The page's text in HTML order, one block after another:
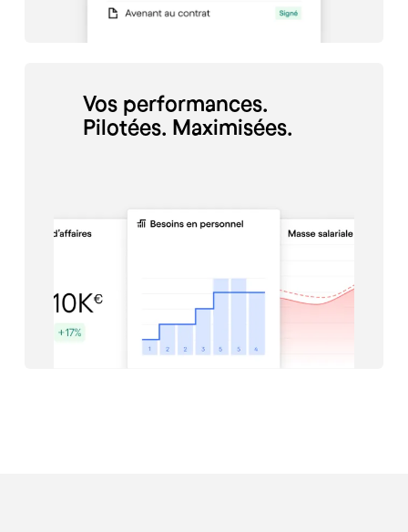
Vos performances.
Pilotées. Maximisées.